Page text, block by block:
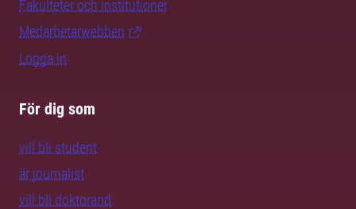
Fakulteter och institutioner
Medarbetarwebben
Logga in
För dig som
vill bli student
är journalist
vill bli doktorand